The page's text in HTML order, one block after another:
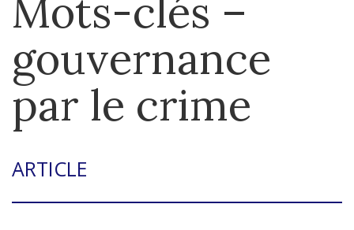
Mots-clés –
gouvernance
par le crime
ARTICLE